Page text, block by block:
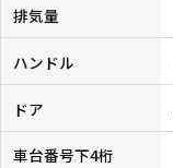
排気量
ハンドル
ドア
車台番号下4桁